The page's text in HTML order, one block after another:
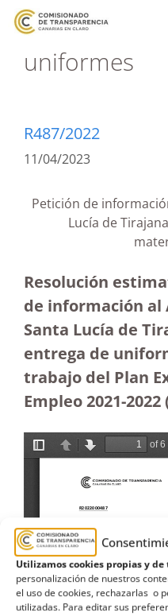
Utilizamos cookies propias y de
personalización de nuestros
el uso de cookies, rechazarlas o
utilizadas. Para editar sus
uniformes
R487/2022
11/04/2023
Petición de
Lucía de
Resolución
de información
Santa Lucía de
entrega de
trabajo del Plan
Empleo 2021-2022